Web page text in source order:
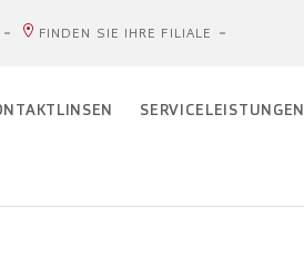
FINDEN SIE IHRE FILIALE
SERVICELEISTUNGEN